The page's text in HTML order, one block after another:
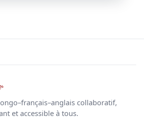
collaboratif,
et accessible à tous.